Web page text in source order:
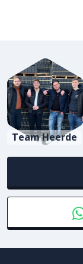
Team Heerde